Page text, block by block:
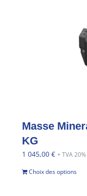
Masse
KG
1 045,00 € + TVA 20%
Choix des options